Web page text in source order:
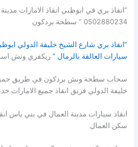
0502880234 “ سطحة بردكون
سيارات العالقة بالرمال “ ريكفري ونش
سحاب سطحة ونش بردكون في طريق
خليفة الدولي فريق انقاذ جميع الامارات
انقاذ سيارات مدينة العمال في بني ياس
سكن العمال